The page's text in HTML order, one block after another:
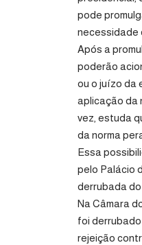
pode
necessidade
Após a
poderão
ou o juízo da
aplicação da
vez, estuda
da norma
Essa
pelo Palácio
derrubada
Na Câmara
foi
rejeição